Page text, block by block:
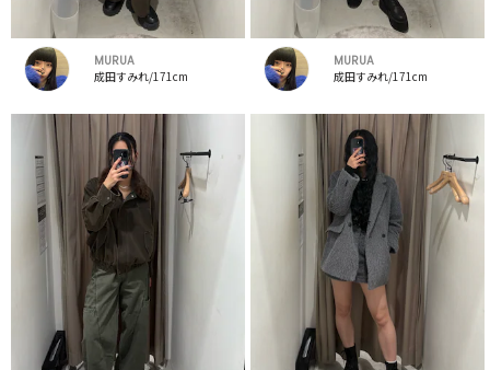
MURUA
成田すみれ/171cm
MURUA
成田すみれ/171cm